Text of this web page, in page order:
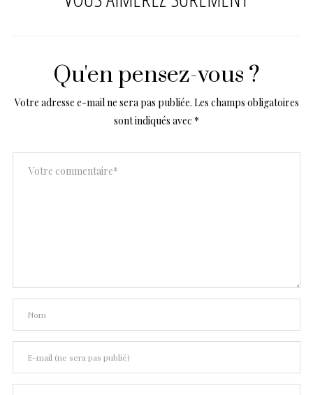
Qu'en pensez-vous ?
Votre adresse e-mail ne sera pas publiée. Les champs obligatoires
sont indiqués avec *